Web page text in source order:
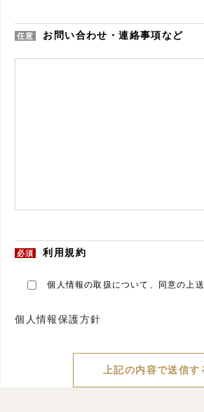
任意 お問い合わせ・連絡事項など
必須 利用規約
個人情報の取扱について、同意の上
個人情報保護方針